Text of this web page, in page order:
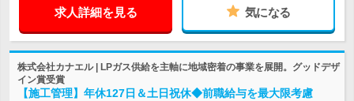
求人詳細を見る 気になる
株式会社カナエル | LPガス供給を主軸に地域密着の事業を展開。グッドデザ
イン賞受賞
【施工管理】年休127日＆土日祝休◆前職給与を最大限考慮